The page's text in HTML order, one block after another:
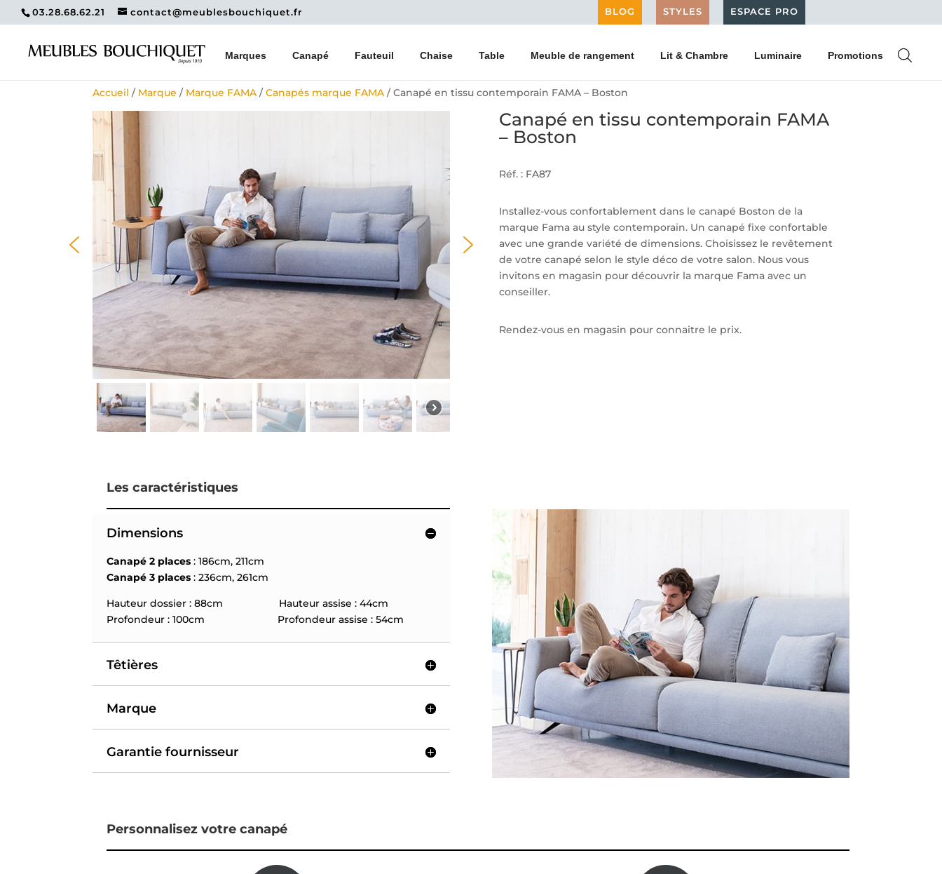
03.28.68.62.21 contact@meublesbouchiquet.fr BLOG STYLES ESPACE PRO
Marques Canapé Fauteuil Chaise Table Meuble de rangement Lit & Chambre Luminaire Promotions
Accueil / Marque / Marque FAMA /Canapés marque FAMA / Canapé en tissu contemporain FAMA – Boston
Canapé en tissu contemporain FAMA
– Boston
Réf. : FA87
Installez-vous confortablement dans le canapé Boston de la
marque Fama au style contemporain. Un canapé fixe confortable
avec une grande variété de dimensions. Choisissez le revêtement
de votre canapé selon le style déco de votre salon. Nous vous
invitons en magasin pour découvrir la marque Fama avec un
conseiller.
Rendez-vous en magasin pour connaitre le prix.
Les caractéristiques
Dimensions
Canapé 2 places : 186cm, 211cm
Canapé 3 places : 236cm, 261cm
Hauteur dossier : 88cm Hauteur assise : 44cm
Profondeur : 100cm Profondeur assise : 54cm
Têtières
Marque
Garantie fournisseur
Personnalisez votre canapé